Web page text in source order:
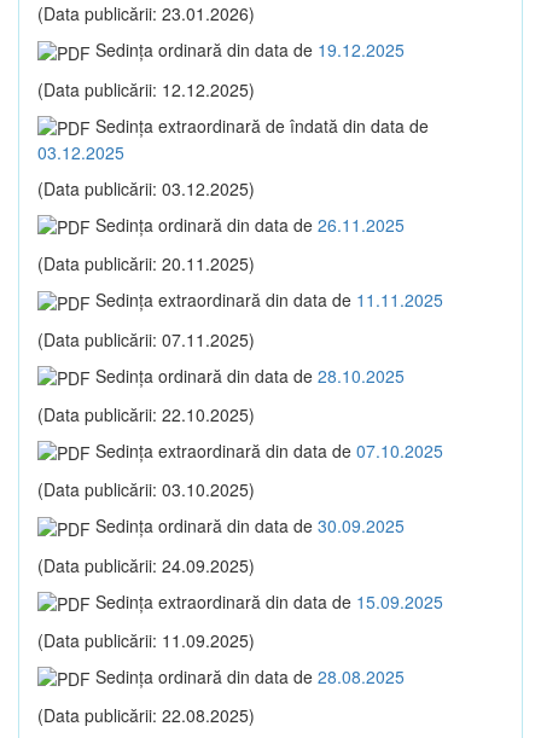
(Data publicării: 23.01.2026)
Sedinţa ordinară din data de 19.12.2025
(Data publicării: 12.12.2025)
Sedinţa extraordinară de îndată din data de
03.12.2025
(Data publicării: 03.12.2025)
Sedinţa ordinară din data de 26.11.2025
(Data publicării: 20.11.2025)
Sedinţa extraordinară din data de 11.11.2025
(Data publicării: 07.11.2025)
Sedinţa ordinară din data de 28.10.2025
(Data publicării: 22.10.2025)
Sedinţa extraordinară din data de 07.10.2025
(Data publicării: 03.10.2025)
Sedinţa ordinară din data de 30.09.2025
(Data publicării: 24.09.2025)
Sedinţa extraordinară din data de 15.09.2025
(Data publicării: 11.09.2025)
Sedinţa ordinară din data de 28.08.2025
(Data publicării: 22.08.2025)